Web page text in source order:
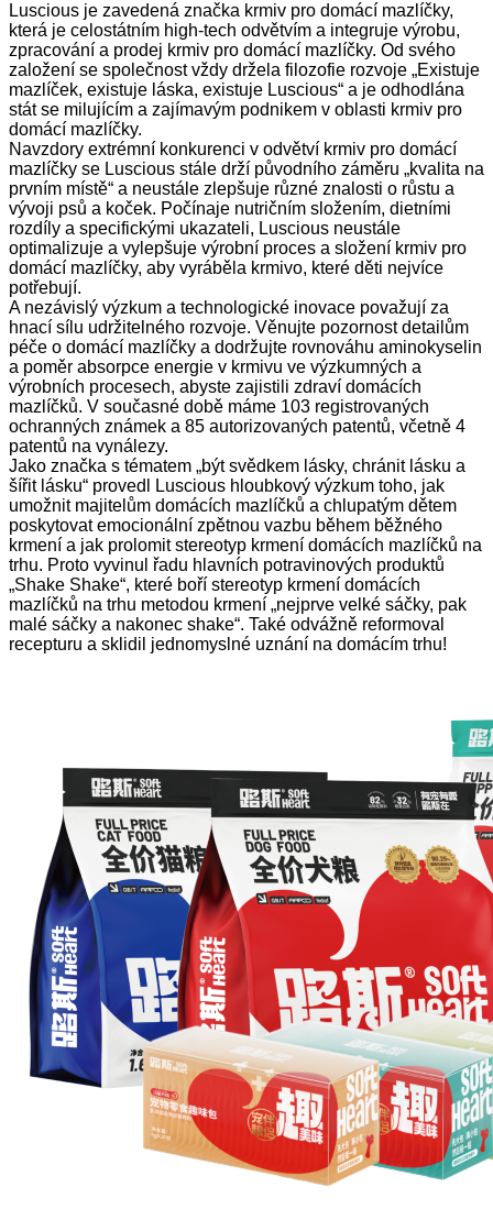
Luscious je zavedená značka krmiv pro domácí mazlíčky,
která je celostátním high-tech odvětvím a integruje výrobu,
zpracování a prodej krmiv pro domácí mazlíčky. Od svého
založení se společnost vždy držela filozofie rozvoje „Existuje
mazlíček, existuje láska, existuje Luscious“ a je odhodlána
stát se milujícím a zajímavým podnikem v oblasti krmiv pro
domácí mazlíčky.
Navzdory extrémní konkurenci v odvětví krmiv pro domácí
mazlíčky se Luscious stále drží původního záměru „kvalita na
prvním místě“ a neustále zlepšuje různé znalosti o růstu a
vývoji psů a koček. Počínaje nutričním složením, dietními
rozdíly a specifickými ukazateli, Luscious neustále
optimalizuje a vylepšuje výrobní proces a složení krmiv pro
domácí mazlíčky, aby vyráběla krmivo, které děti nejvíce
potřebují.
A nezávislý výzkum a technologické inovace považují za
hnací sílu udržitelného rozvoje. Věnujte pozornost detailům
péče o domácí mazlíčky a dodržujte rovnováhu aminokyselin
a poměr absorpce energie v krmivu ve výzkumných a
výrobních procesech, abyste zajistili zdraví domácích
mazlíčků. V současné době máme 103 registrovaných
ochranných známek a 85 autorizovaných patentů, včetně 4
patentů na vynálezy.
Jako značka s tématem „být svědkem lásky, chránit lásku a
šířit lásku“ provedl Luscious hloubkový výzkum toho, jak
umožnit majitelům domácích mazlíčků a chlupatým dětem
poskytovat emocionální zpětnou vazbu během běžného
krmení a jak prolomit stereotyp krmení domácích mazlíčků na
trhu. Proto vyvinul řadu hlavních potravinových produktů
„Shake Shake“, které boří stereotyp krmení domácích
mazlíčků na trhu metodou krmení „nejprve velké sáčky, pak
malé sáčky a nakonec shake“. Také odvážně reformoval
recepturu a sklidil jednomyslné uznání na domácím trhu!